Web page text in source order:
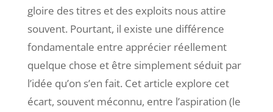
gloire des titres et des exploits nous attire
souvent. Pourtant, il existe une différence
fondamentale entre apprécier réellement
quelque chose et être simplement séduit par
l’idée qu’on s’en fait. Cet article explore cet
écart, souvent méconnu, entre l’aspiration (le